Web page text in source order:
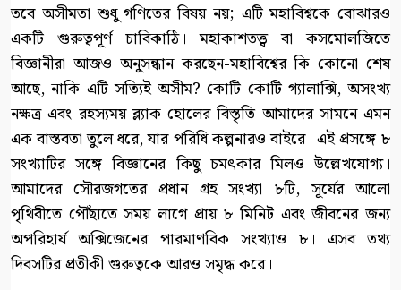
তবে অসীমতা শুধু গণিতের বিষয় নয়; এটি মহাবিশ্বকে বোঝারও
একটি গুরুত্বপূর্ণ চাবিকাঠি। মহাকাশতত্ত্ব বা কসমোলজিতে
বিজ্ঞানীরা আজও অনুসন্ধান করছেন-মহাবিশ্বের কি কোনো শেষ
আছে, নাকি এটি সত্যিই অসীম? কোটি কোটি গ্যালাক্সি, অসংখ্য
নক্ষত্র এবং রহস্যময় ব্ল্যাক হোলের বিস্তৃতি আমাদের সামনে এমন
এক বাস্তবতা তুলে ধরে, যার পরিধি কল্পনারও বাইরে। এই প্রসঙ্গে ৮
সংখ্যাটির সঙ্গে বিজ্ঞানের কিছু চমৎকার মিলও উল্লেখযোগ্য।
আমাদের সৌরজগতের প্রধান গ্রহ সংখ্যা ৮টি, সূর্যের আলো
পৃথিবীতে পৌঁছাতে সময় লাগে প্রায় ৮ মিনিট এবং জীবনের জন্য
অপরিহার্য অক্সিজেনের পারমাণবিক সংখ্যাও ৮। এসব তথ্য
দিবসটির প্রতীকী গুরুত্বকে আরও সমৃদ্ধ করে।